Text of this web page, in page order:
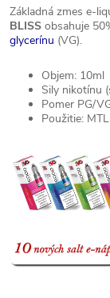
Základná zmes e-
BLISS obsahuje
glycerínu (VG).
Objem: 10ml
Sily nikotínu
Pomer PG/
Použitie: MTL